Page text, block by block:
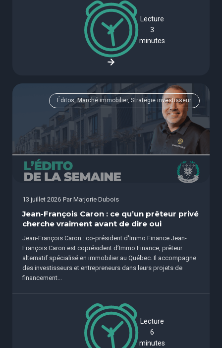
Lecture
3
minutes
Éditos, Marché immobilier, Stratégie investisseur
13 juillet 2026 Par Marjorie Dubois
Jean-François Caron : ce qu’un prêteur privé
cherche vraiment avant de dire oui
Jean-François Caron : co-président d'Immo Finance Jean-
François Caron est coprésident d’Immo Finance, prêteur
alternatif spécialisé en immobilier au Québec. Il accompagne
des investisseurs et entrepreneurs dans leurs projets de
financement...
Lecture
6
minutes